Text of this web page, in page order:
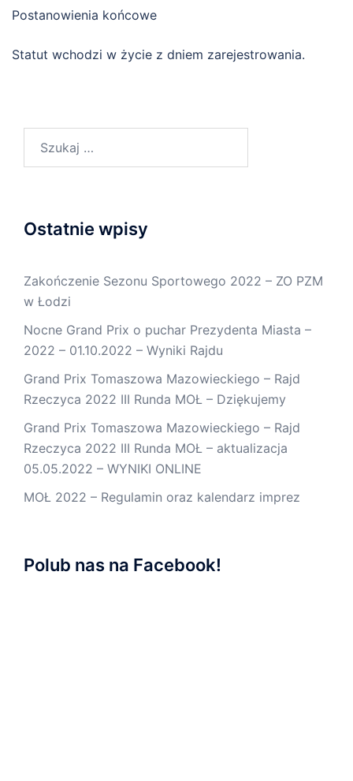
Postanowienia końcowe
Statut wchodzi w życie z dniem zarejestrowania.
Ostatnie wpisy
Zakończenie Sezonu Sportowego 2022 – ZO PZM
w Łodzi
Nocne Grand Prix o puchar Prezydenta Miasta –
2022 – 01.10.2022 – Wyniki Rajdu
Grand Prix Tomaszowa Mazowieckiego – Rajd
Rzeczyca 2022 III Runda MOŁ – Dziękujemy
Grand Prix Tomaszowa Mazowieckiego – Rajd
Rzeczyca 2022 III Runda MOŁ – aktualizacja
05.05.2022 – WYNIKI ONLINE
MOŁ 2022 – Regulamin oraz kalendarz imprez
Polub nas na Facebook!